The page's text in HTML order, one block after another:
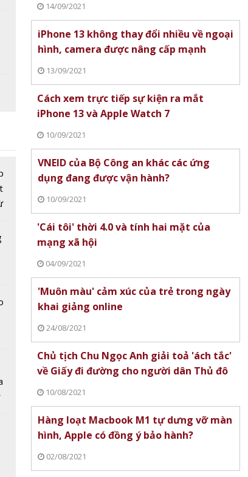
14/09/2021
iPhone 13 không thay đổi nhiều về ngoại
hình, camera được nâng cấp mạnh
13/09/2021
Cách xem trực tiếp sự kiện ra mắt
iPhone 13 và Apple Watch 7
10/09/2021
VNEID của Bộ Công an khác các ứng
dụng đang được vận hành?
10/09/2021
'Cái tôi' thời 4.0 và tính hai mặt của
mạng xã hội
04/09/2021
'Muôn màu' cảm xúc của trẻ trong ngày
khai giảng online
24/08/2021
Chủ tịch Chu Ngọc Anh giải toả 'ách tắc'
về Giấy đi đường cho người dân Thủ đô
10/08/2021
Hàng loạt Macbook M1 tự dưng vỡ màn
hình, Apple có đồng ý bảo hành?
02/08/2021